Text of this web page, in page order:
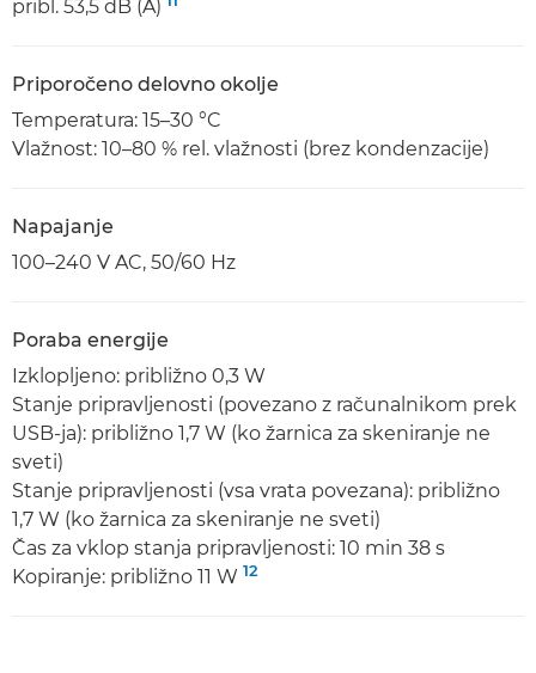
pribl. 53,5 dB (A)
Priporočeno delovno okolje
Temperatura: 15–30 °C
Vlažnost: 10–80 % rel. vlažnosti (brez kondenzacije)
Napajanje
100–240 V AC, 50/60 Hz
Poraba energije
Izklopljeno: približno 0,3 W
Stanje pripravljenosti (povezano z računalnikom prek
USB-ja): približno 1,7 W (ko žarnica za skeniranje ne
sveti)
Stanje pripravljenosti (vsa vrata povezana): približno
1,7 W (ko žarnica za skeniranje ne sveti)
Čas za vklop stanja pripravljenosti: 10 min 38 s
Kopiranje: približno 11 W 12